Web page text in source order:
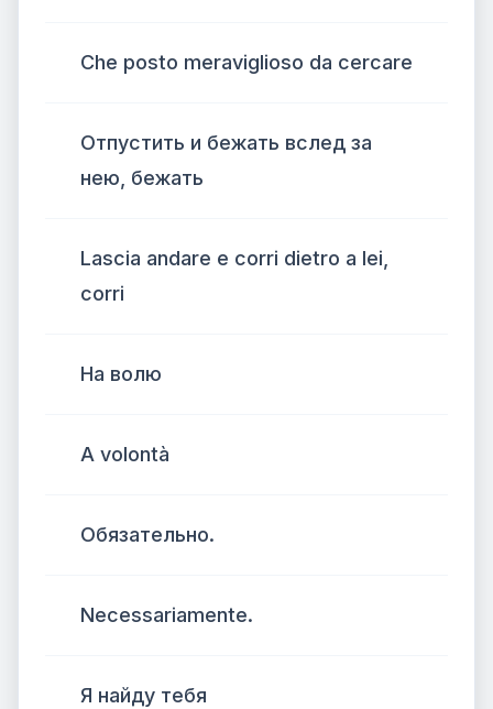
Che posto meraviglioso da cercare
Отпустить и бежать вслед за
нею, бежать
Lascia andare e corri dietro a lei,
corri
На волю
A volontà
Обязательно.
Necessariamente.
Я найду тебя